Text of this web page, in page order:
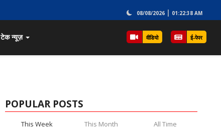
08/08/2026 01:22:38 AM
टेक न्यूज़ वीडियो ई-पेपर
POPULAR POSTS
This Week This Month All Time